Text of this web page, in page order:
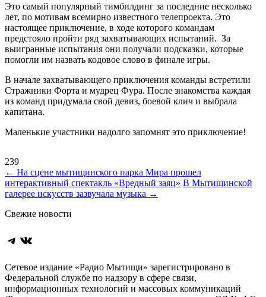
Это самый популярный тимбилдинг за последние несколько
лет, по мотивам всемирно известного телепроекта. Это
настоящее приключение, в ходе которого командам
предстояло пройти ряд захватывающих испытаний. За
выигранные испытания они получали подсказки, которые
помогли им назвать кодовое слово в финале игры.
В начале захватывающего приключения команды встретили
Стражники Форта и мудрец Фура. После знакомства каждая
из команд придумала свой девиз, боевой клич и выбрала
капитана.
Маленькие участники надолго запомнят это приключение!
239
Навигация
по
← На сцене мытищинского парка Мира прошел
интерактивный спектакль «Вредный заяц» В Мытищинской
галерее искусств зазвучала музыка →
Свежие новости
Telegram
ВКонтакте
Сетевое издание «Радио Мытищи» зарегистрировано в
Федеральной службе по надзору в сфере связи,
информационных технологий и массовых коммуникаций